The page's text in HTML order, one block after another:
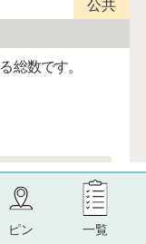
ピン 一覧